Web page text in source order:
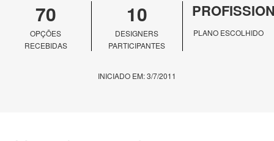
70
OPÇÕES
RECEBIDAS
10
DESIGNERS
PARTICIPANTES
PLANO ESCOLHIDO
INICIADO EM: 3/7/2011